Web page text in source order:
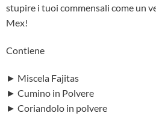
stupire i tuoi commensali come un
Mex!
Contiene
► Miscela Fajitas
► Cumino in Polvere
► Coriandolo in polvere